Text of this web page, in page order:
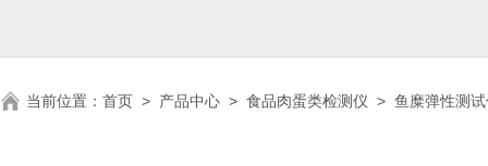
当前位置： 首页 > 产品中心 > 食品肉蛋类检测仪 > 鱼糜弹性测